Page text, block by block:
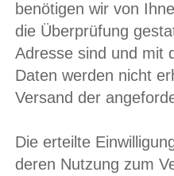
benötigen wir von
die Überprüfung
Adresse sind und mit
Daten werden nicht
Versand der
Die erteilte
deren Nutzung zum